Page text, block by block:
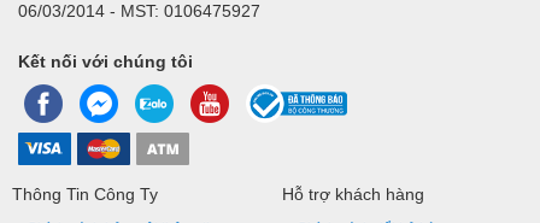
06/03/2014 - MST: 0106475927
Kết nối với chúng tôi
Thông Tin Công Ty Hỗ trợ khách hàng